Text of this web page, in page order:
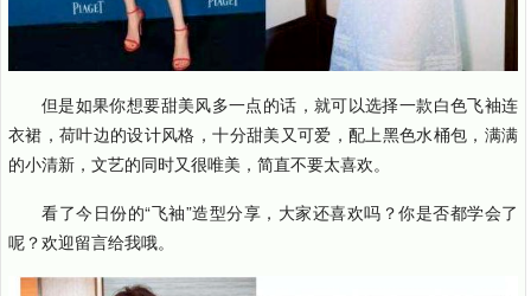
但是如果你想要甜美风多一点的话，就可以选择一款白色飞袖连
衣裙，荷叶边的设计风格，十分甜美又可爱，配上黑色水桶包，满满
的小清新，文艺的同时又很唯美，简直不要太喜欢。
看了今日份的“飞袖”造型分享，大家还喜欢吗？你是否都学会了
呢？欢迎留言给我哦。